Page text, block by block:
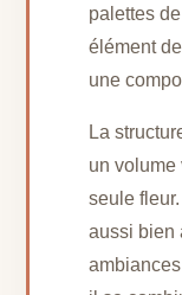
palettes
élément
une
La
un
seule
aussi bien